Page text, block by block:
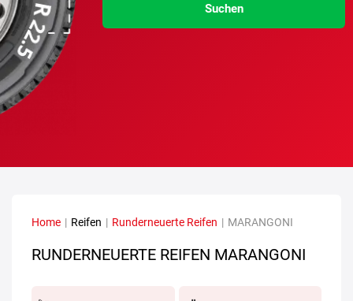
Suchen
Home | Reifen | Runderneuerte Reifen | MARANGONI
RUNDERNEUERTE REIFEN MARANGONI